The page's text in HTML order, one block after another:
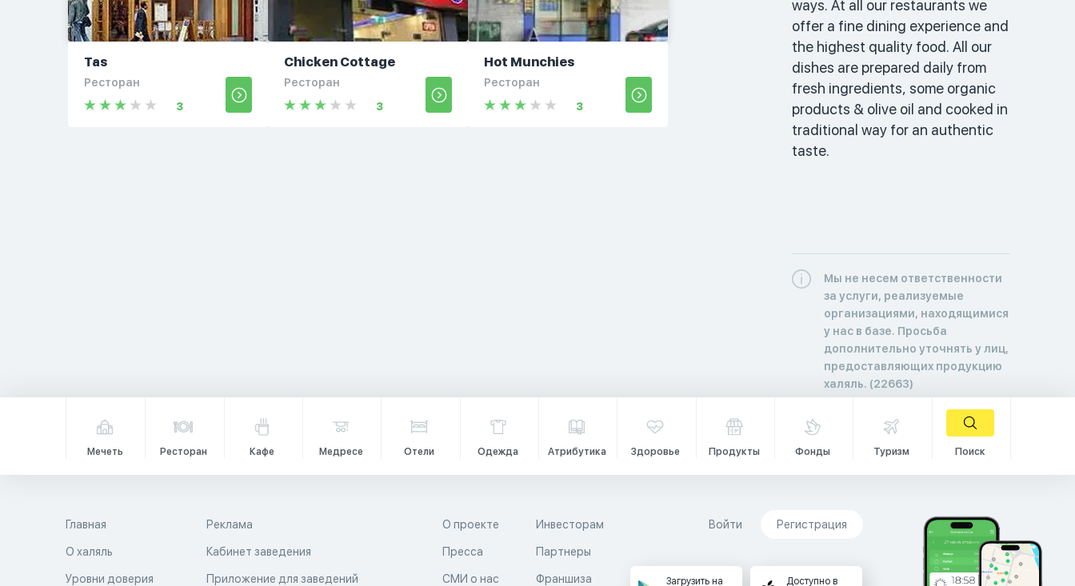
Tas
Ресторан
3
Chicken Cottage
Ресторан
3
Hot Munchies
Ресторан
3
ways. At all our restaurants we
offer a fine dining experience and
the highest quality food. All our
dishes are prepared daily from
fresh ingredients, some organic
products & olive oil and cooked in
traditional way for an authentic
taste.
Мы не несем ответственности
за услуги, реализуемые
организациями, находящимися
у нас в базе. Просьба
дополнительно уточнять у лиц,
предоставляющих продукцию
халяль. (22663)
Мечеть Ресторан Кафе Медресе Отели Одежда Атрибутика Здоровье Продукты Фонды Туризм Поиск
Главная
О халяль
Уровни доверия
Реклама
Кабинет заведения
Приложение для заведений
О проекте
Пресса
СМИ о нас
Инвесторам
Партнеры
Франшиза
Войти Регистрация
Загрузить на Доступно в